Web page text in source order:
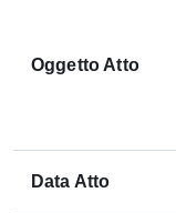
Oggetto Atto
Data Atto